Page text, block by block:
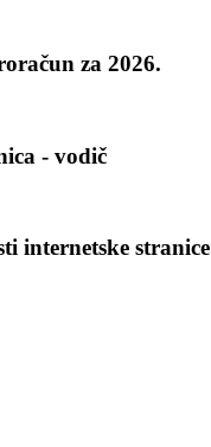
za 2026.
- vodič
internetske stranice